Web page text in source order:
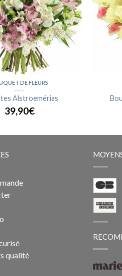
DE FLEURS
Alstroemérias
39,90€
qualité